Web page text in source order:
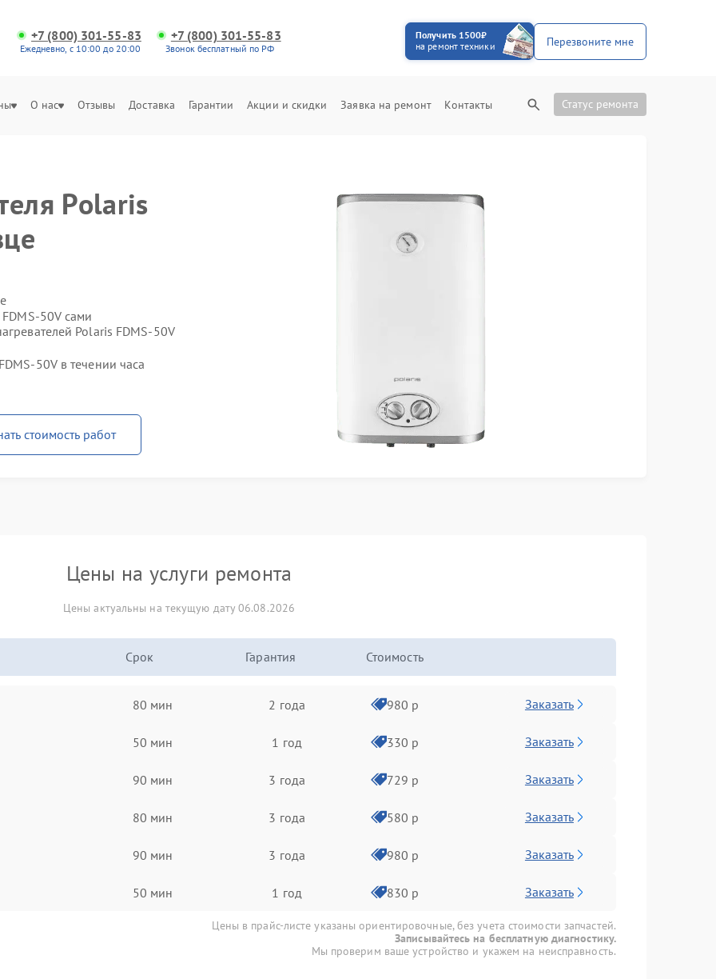
+7 (800) 301-55-83
Ежедневно, с 10:00 до 20:00
+7 (800) 301-55-83
Звонок бесплатный по РФ
Получить 1500₽
на ремонт техники
Перезвоните мне
О нас Отзывы Доставка Гарантии Акции и скидки Заявка на ремонт Контакты Статус ремонта
Polaris
50V сами
Polaris FDMS-50V
50V в течении часа
стоимость работ
Цены на услуги ремонта
Цены актуальны на текущую дату 06.08.2026
Срок Гарантия Стоимость
80 мин 2 года 980 р Заказать
50 мин 1 год 330 р Заказать
90 мин 3 года 729 р Заказать
80 мин 3 года 580 р Заказать
90 мин 3 года 980 р Заказать
50 мин 1 год 830 р Заказать
Цены в прайс-листе указаны ориентировочные, без учета стоимости запчастей.
Записывайтесь на бесплатную диагностику.
Мы проверим ваше устройство и укажем на неисправность.